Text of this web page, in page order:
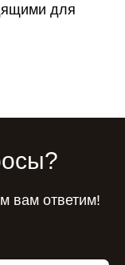
для
вам ответим!